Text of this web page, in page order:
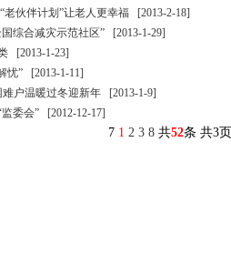
伙伴计划”让老人更幸福 [2013-2-18]
综合减灾示范社区” [2013-1-29]
[2013-1-23]
忧” [2013-1-11]
户温暖过冬迎新年 [2013-1-9]
委会” [2012-12-17]
7 1 2 3 8 共52条 共3页